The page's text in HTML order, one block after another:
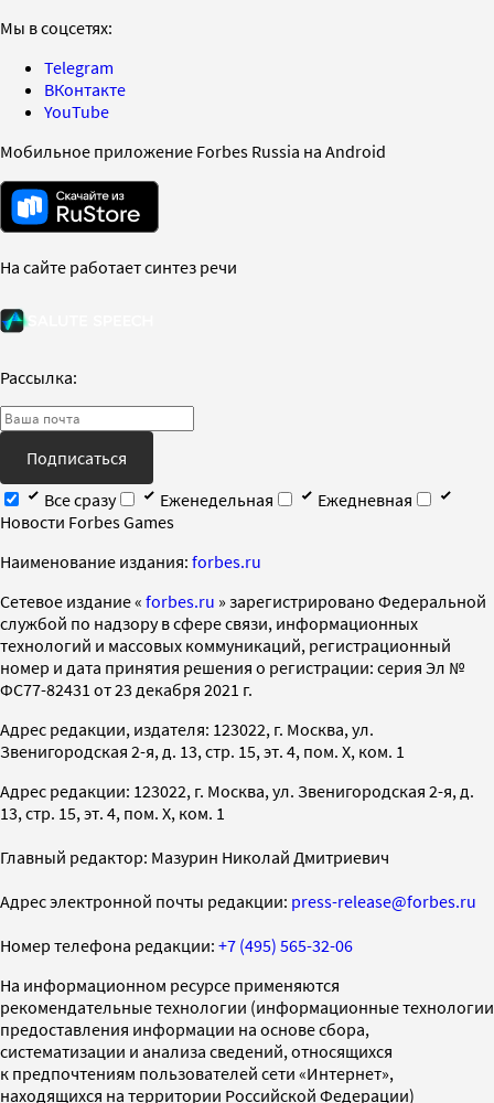
Мы в соцсетях:
Telegram
ВКонтакте
YouTube
Мобильное приложение Forbes Russia на Android
На сайте работает синтез речи
Рассылка:
Подписаться
Все сразу
Еженедельная
Ежедневная
Новости Forbes Games
Наименование издания: forbes.ru
Cетевое издание « forbes.ru » зарегистрировано Федеральной
службой по надзору в сфере связи, информационных
технологий и массовых коммуникаций, регистрационный
номер и дата принятия решения о регистрации: серия Эл №
ФС77-82431 от 23 декабря 2021 г.
Адрес редакции, издателя: 123022, г. Москва, ул.
Звенигородская 2-я, д. 13, стр. 15, эт. 4, пом. X, ком. 1
Адрес редакции: 123022, г. Москва, ул. Звенигородская 2-я, д.
13, стр. 15, эт. 4, пом. X, ком. 1
Главный редактор: Мазурин Николай Дмитриевич
Адрес электронной почты редакции: press-release@forbes.ru
Номер телефона редакции: +7 (495) 565-32-06
На информационном ресурсе применяются
рекомендательные технологии (информационные технологии
предоставления информации на основе сбора,
систематизации и анализа сведений, относящихся
к предпочтениям пользователей сети «Интернет»,
находящихся на территории Российской Федерации)